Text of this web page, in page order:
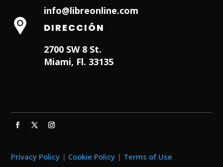
info@libreonline.com
DIRECCIÓN
2700 SW 8 St.
Miami, Fl. 33135
Privacy Policy | Cookie Policy | Terms of Use